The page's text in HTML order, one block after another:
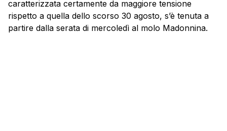
caratterizzata certamente da maggiore tensione
rispetto a quella dello scorso 30 agosto, s’è tenuta a
partire dalla serata di mercoledì al molo Madonnina.